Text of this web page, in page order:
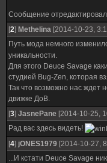
Сообщение отредактировал
[2] Methelina [2014-10-23,
Путь мода немного
уникальности.
Для этого Deuce Savage
студией Bug-Zen, которая
Так что возможно нас ждет
движке ДоВ.
[3] JasnePane [2014-10-25,
Рад вас здесь видеть!
[4] jONES1979 [2014-10-27,
...И кстати Deuce Savage